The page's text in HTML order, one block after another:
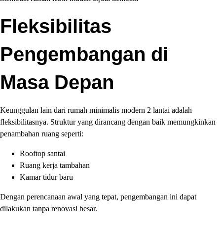
Fleksibilitas
Pengembangan di
Masa Depan
Keunggulan lain dari rumah minimalis modern 2 lantai adalah
fleksibilitasnya. Struktur yang dirancang dengan baik memungkinkan
penambahan ruang seperti:
Rooftop santai
Ruang kerja tambahan
Kamar tidur baru
Dengan perencanaan awal yang tepat, pengembangan ini dapat
dilakukan tanpa renovasi besar.